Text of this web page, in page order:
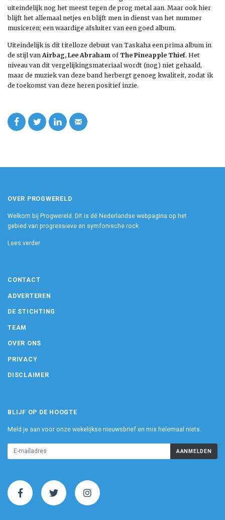
uiteindelijk nog het meest tegen de prog metal aan. Maar ook hier
blijft het allemaal netjes en blijft men in dienst van het nummer
musiceren; een waardige afsluiter van een goed album.
Uiteindelijk is dit titelloze debuut van Taskaha een prima album in
de stijl van Airbag, Lee Abraham of The Pineapple Thief. Het
niveau van dit vergelijkingsmateriaal wordt (nog) niet gehaald,
maar de muziek van deze band herbergt genoeg kwaliteit, zodat ik
de toekomst van deze heren positief inzie.
OVER PROGWERELD
Welkom bij Progwereld. Dit is dé Nederlandse webpagina op het
gebied van progressieve en symfonische rock.
Lees verder
CONTACT
ADVERTEREN
DE STICHTING
TEAM
OVER ONS
PRIVACY
DISCLAIMER
BLIJF OP DE HOOGTE
Meld je aan voor onze wekelijkse nieuwsbrief en mis helemaal niets.
AANMELDEN